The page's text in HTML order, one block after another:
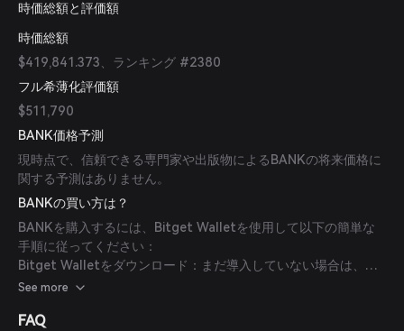
時価総額と評価額
時価総額
$419,841.373、ランキング #2380
フル希薄化評価額
$511,790
BANK価格予測
現時点で、信頼できる専門家や出版物によるBANKの将来価格に
関する予測はありません。
BANKの買い方は？
BANKを購入するには、Bitget Walletを使用して以下の簡単な
手順に従ってください：
Bitget Walletをダウンロード：まだ導入していない場合は、公
式ウェブサイトまたはアプリストアからBitget Walletアプリを
アカウント作成：アプリを開き、画面の指示に従って新しいアカ
See more
FAQ